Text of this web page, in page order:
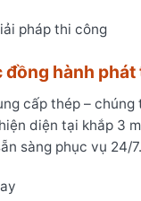
pháp thi công
đồng hành
cấp thép –
diện tại khắp 3
sàng phục vụ 24/7.